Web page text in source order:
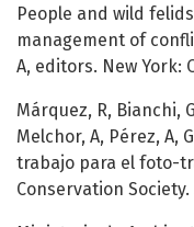
People and wild
management of
A, editors. New York:
Márquez, R, Bianchi,
Melchor, A, Pérez, A,
trabajo para el foto-
Conservation